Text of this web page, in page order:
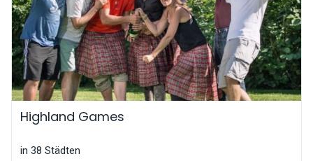
Highland Games
in 38 Städten